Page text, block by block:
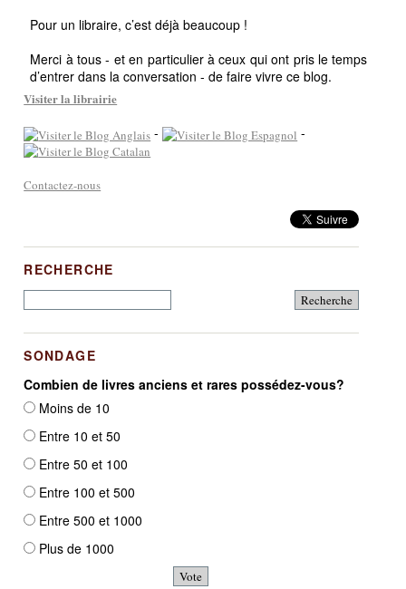
Pour un libraire, c’est déjà beaucoup !
Merci à tous - et en particulier à ceux qui ont pris le temps
d’entrer dans la conversation - de faire vivre ce blog.
Visiter la librairie
- -
Contactez-nous
RECHERCHE
SONDAGE
Combien de livres anciens et rares possédez-vous?
Moins de 10
Entre 10 et 50
Entre 50 et 100
Entre 100 et 500
Entre 500 et 1000
Plus de 1000